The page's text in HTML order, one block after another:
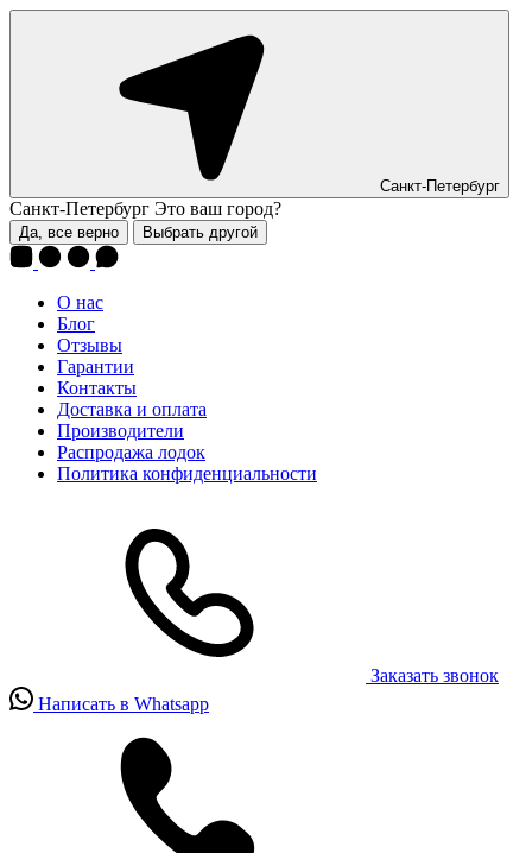
Санкт-Петербург
Санкт-Петербург Это ваш город?
Да, все верно Выбрать другой
О нас
Блог
Отзывы
Гарантии
Контакты
Доставка и оплата
Производители
Распродажа лодок
Политика конфиденциальности
Заказать звонок
Написать в Whatsapp